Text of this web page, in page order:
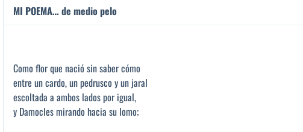
MI POEMA… de medio pelo
Como flor que nació sin saber cómo
entre un cardo, un pedrusco y un jaral
escoltada a ambos lados por igual,
y Damocles mirando hacia su lomo;